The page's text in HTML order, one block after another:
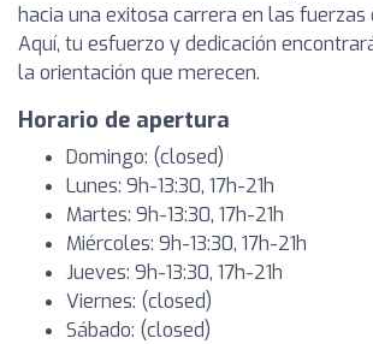
hacia una exitosa carrera en las fuerzas
Aquí, tu esfuerzo y dedicación
la orientación que merecen.
Horario de apertura
Domingo: (closed)
Lunes: 9h-13:30, 17h-21h
Martes: 9h-13:30, 17h-21h
Miércoles: 9h-13:30, 17h-21h
Jueves: 9h-13:30, 17h-21h
Viernes: (closed)
Sábado: (closed)